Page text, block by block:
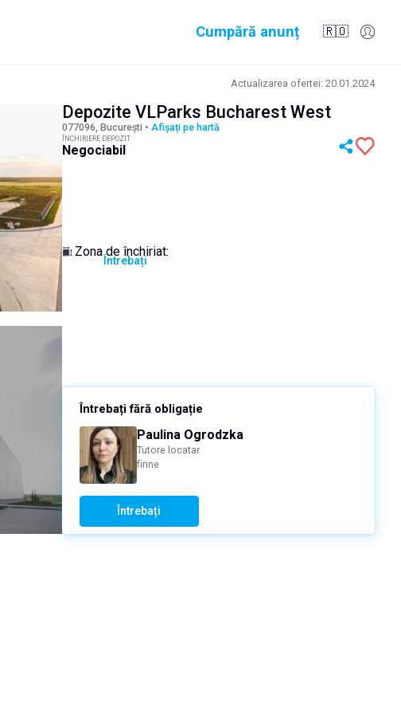
Cumpără anunț 🇷🇴
Actualizarea ofertei: 20.01.2024
Depozite VLParks Bucharest West
077096, București • Afișați pe hartă
ÎNCHIRIERE DEPOZIT
Negociabil
Zona de închiriat:
Întrebați
Întrebați fără obligație
Paulina Ogrodzka
Tutore locatar
finne
Întrebați